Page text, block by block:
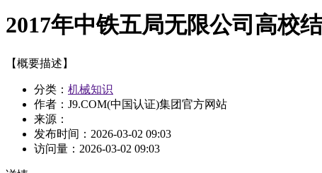
2017年中铁五局无限公司高校
【概要描述】
分类： 机械知识
作者：J9.COM(中国认证)集团官方网站
来源：
发布时间： 2026-03-02 09:03
访问量： 2026-03-02 09:03